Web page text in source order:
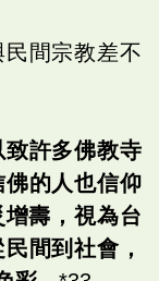
間宗教差不
許多佛教寺
的人也信仰
壽，視為台
間到社會，